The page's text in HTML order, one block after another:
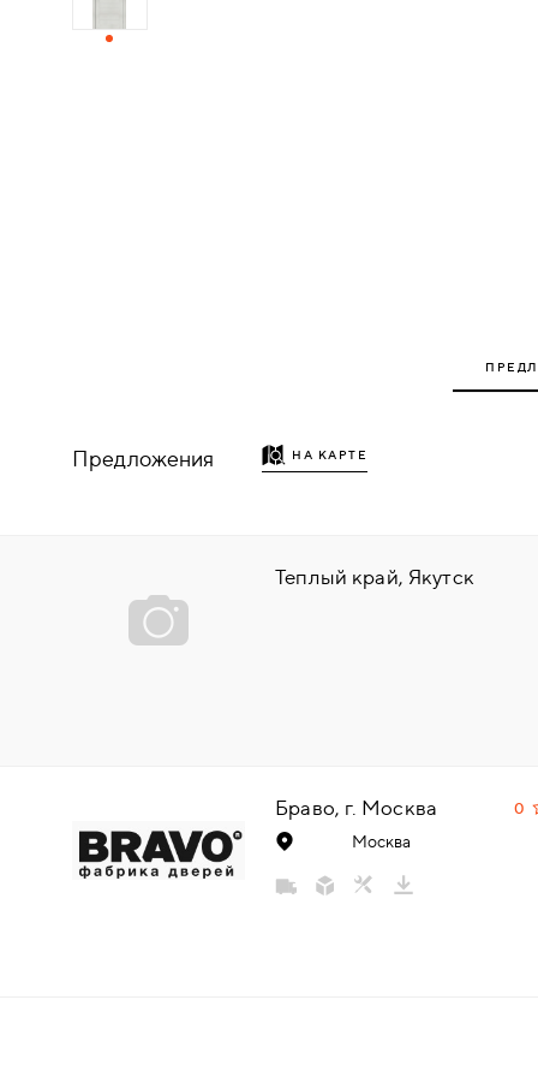
ДЕРЕВЯННЫЕ
НАКЛАДКИ
ПОВОРОТНЫЕ РУЧКИ/WC-
КОМПЛЕКТЫ
Предложения НА КАРТЕ
Теплый край, Якутск
Браво, г. Москва 0
Москва